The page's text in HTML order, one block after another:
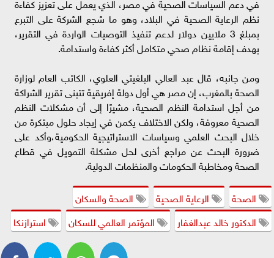
نظم الرعاية الصحية في البلاد، وهو ما شجع الشركة على التبرع
بمبلغ 3 ملايين دولار لدعم تنفيذ التوصيات الواردة في التقرير،
بهدف إقامة نظام صحي متكامل أكثر كفاءة واستدامة.
ومن جانبه، قال عبد العالي البلغيتي العلوي، الكاتب العام لوزارة
الصحة بالمغرب، إن مصر هي أول دولة إفريقية تتبنى تقرير الشراكة
من أجل استدامة النظم الصحية، مشيرًا إلى أن مشكلات النظم
الصحية معروفة، ولكن الاختلاف يكمن في إيجاد حلول مبتكرة من
خلال البحث العلمي وسياسات الاستراتيجية الحكومية،وأكد على
ضرورة البحث عن مراجع أخرى لحل مشكلة التمويل في قطاع
الصحة ومخاطبة الحكومات والمنظمات الدولية.
الصحة
الرعاية الصحية
الصحة والسكان
الدكتور خالد عبدالغفار
المؤتمر العالمي للسكان استرازنكا